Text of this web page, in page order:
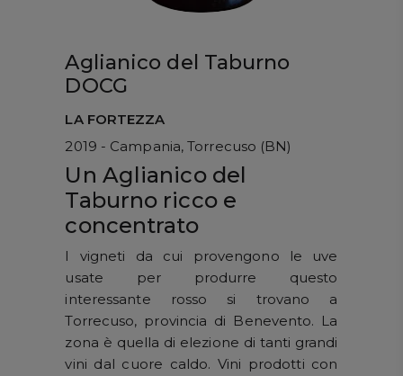
Aglianico del Taburno
DOCG
LA FORTEZZA
2019 - Campania, Torrecuso (BN)
Un Aglianico del
Taburno ricco e
concentrato
I vigneti da cui provengono le uve
usate per produrre questo
interessante rosso si trovano a
Torrecuso, provincia di Benevento. La
zona è quella di elezione di tanti grandi
vini dal cuore caldo. Vini prodotti con